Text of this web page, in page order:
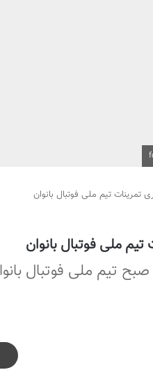
تمرینات تیم ملی فوتبال بانوان
ملی فوتبال بانوان
تیم ملی فوتبال